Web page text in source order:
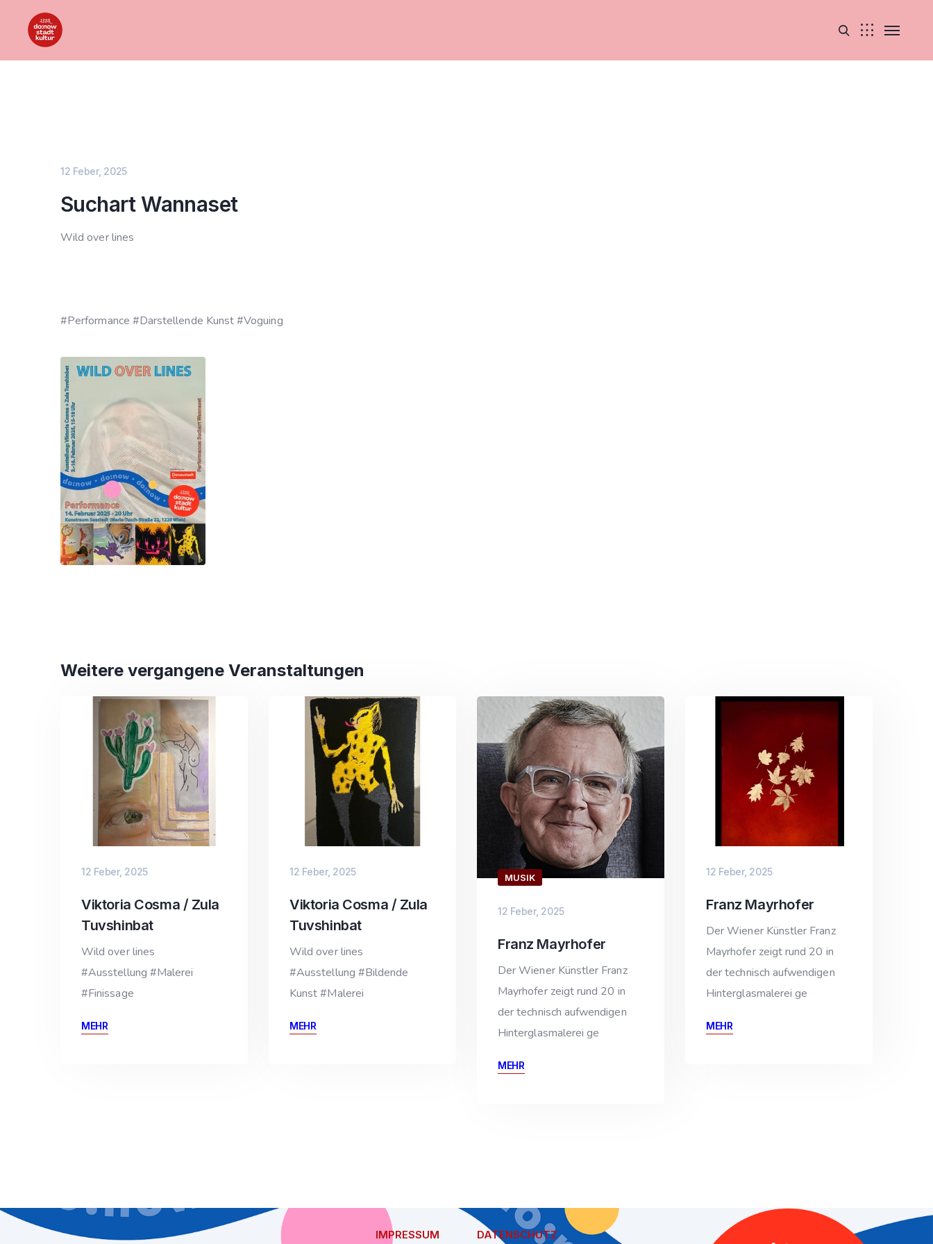
12 Feber, 2025
Suchart Wannaset
Wild over lines
#Performance #Darstellende Kunst #Voguing
Weitere vergangene Veranstaltungen
12 Feber, 2025
Viktoria Cosma / Zula
Tuvshinbat
Wild over lines
#Ausstellung #Malerei
#Finissage
MEHR
12 Feber, 2025
Viktoria Cosma / Zula
Tuvshinbat
Wild over lines
#Ausstellung #Bildende
Kunst #Malerei
MEHR
MUSIK
12 Feber, 2025
Franz Mayrhofer
Der Wiener Künstler Franz
Mayrhofer zeigt rund 20 in
der technisch aufwendigen
Hinterglasmalerei ge
MEHR
12 Feber, 2025
Franz Mayrhofer
Der Wiener Künstler Franz
Mayrhofer zeigt rund 20 in
der technisch aufwendigen
Hinterglasmalerei ge
MEHR
IMPRESSUM DATENSCHUTZ